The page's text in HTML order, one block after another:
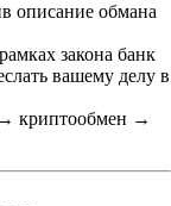
описание обмана
закона банк
вашему делу в
→ криптообмен →